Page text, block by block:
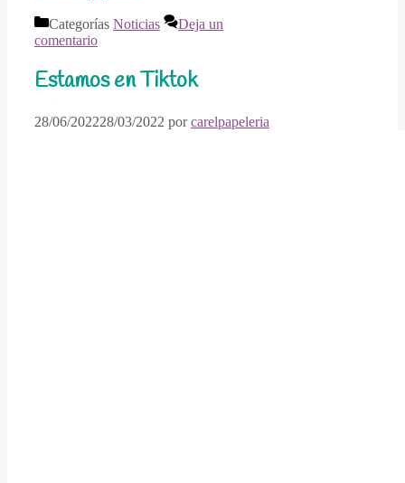
Categorías Noticias
Deja un
comentario
Estamos en Tiktok
28/06/202228/03/2022 porcarelpapeleria